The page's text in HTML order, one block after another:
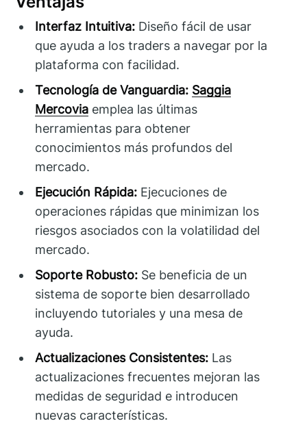
Interfaz Intuitiva: Diseño fácil de usar
que ayuda a los traders a navegar por la
plataforma con facilidad.
Tecnología de Vanguardia: Saggia
Mercovia emplea las últimas
herramientas para obtener
conocimientos más profundos del
mercado.
Ejecución Rápida: Ejecuciones de
operaciones rápidas que minimizan los
riesgos asociados con la volatilidad del
mercado.
Soporte Robusto: Se beneficia de un
sistema de soporte bien desarrollado
incluyendo tutoriales y una mesa de
ayuda.
Actualizaciones Consistentes: Las
actualizaciones frecuentes mejoran las
medidas de seguridad e introducen
nuevas características.